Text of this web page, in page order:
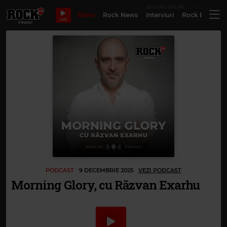
LIVE
Bilete Rock News Interviuri Rock
PODCAST 9 DECEMBRIE 2025 VEZI PODCAST
Morning Glory, cu Răzvan Exarhu